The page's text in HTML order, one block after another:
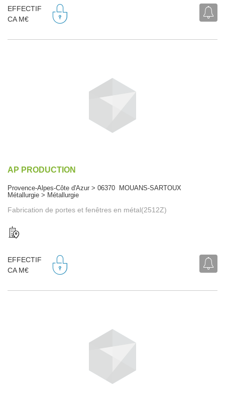
EFFECTIF
CA M€
AP PRODUCTION
Provence-Alpes-Côte d'Azur > 06370 MOUANS-SARTOUX
Métallurgie > Métallurgie
Fabrication de portes et fenêtres en métal(2512Z)
EFFECTIF
CA M€